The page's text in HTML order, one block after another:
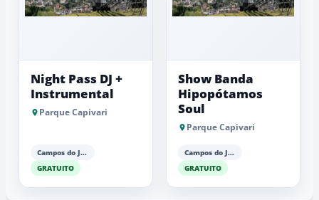
Night Pass DJ +
Instrumental
Parque Capivari
Campos do Jordão
GRATUITO
Show Banda
Hipopótamos
Soul
Parque Capivari
Campos do Jordão
GRATUITO